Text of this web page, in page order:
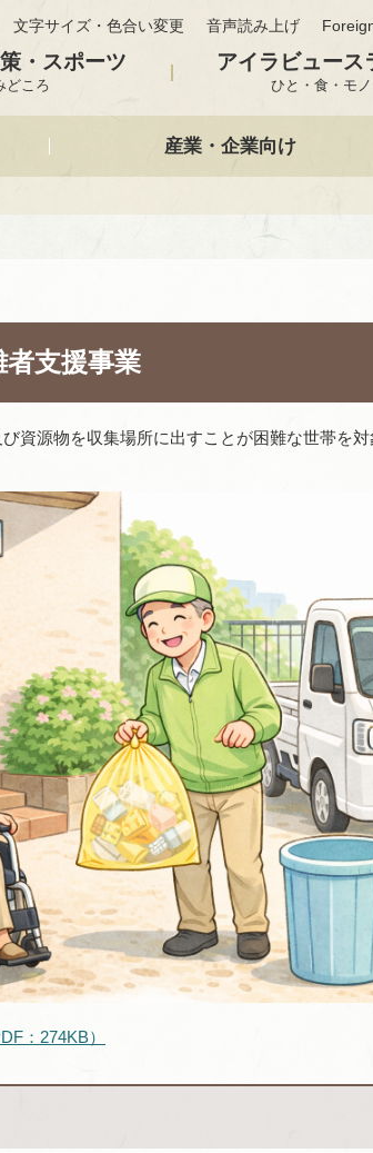
文字サイズ・色合い変更 音声読み上げ
・スポーツ
どころ
アイラビュース
ひと・食・モノ
産業・企業向け
支援事業
資源物を収集場所に出すことが困難な世帯を
：274KB）